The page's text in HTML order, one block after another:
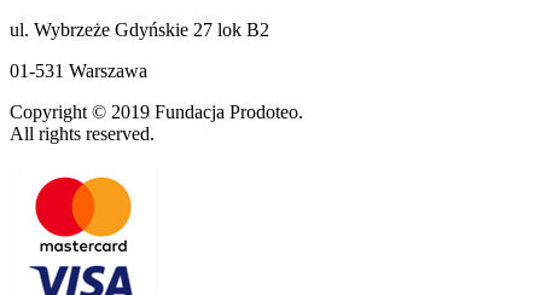
ul. Wybrzeże Gdyńskie 27 lok B2
01-531 Warszawa
Copyright © 2019 Fundacja Prodoteo.
All rights reserved.